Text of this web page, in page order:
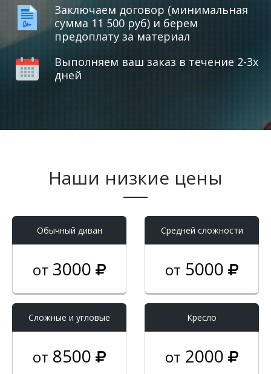
Заключаем договор (минимальная
сумма 11 500 руб) и берем
предоплату за материал
Выполняем ваш заказ в течение 2-3х
дней
Наши низкие цены
Обычный диван
от 3000
Средней сложности
от 5000
Cложные и угловые
от 8500
Кресло
от 2000